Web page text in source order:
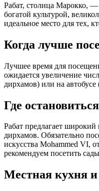
Рабат, столица Марокко, —
богатой культурой,
идеальное место для тех,
Когда лучше
Лучшее время для
ожидается увеличение
дирхамов) или на
Где
Рабат предлагает
дирхамов. Обязательно
искусства Mohammed VI,
рекомендуем посетить
Местная кухня